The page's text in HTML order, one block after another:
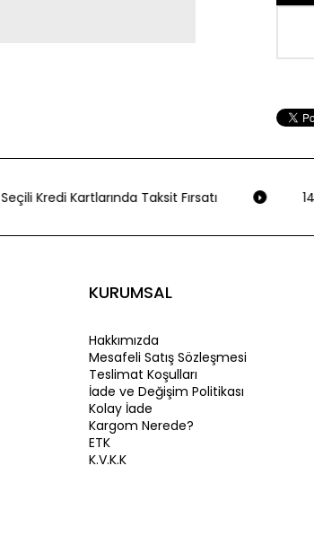
Seçili Kredi Kartlarında Taksit Fırsatı
KURUMSAL
Hakkımızda
Mesafeli Satış Sözleşmesi
Teslimat Koşulları
İade ve Değişim Politikası
Kolay İade
Kargom Nerede?
ETK
K.V.K.K